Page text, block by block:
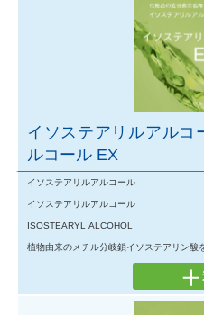
イソステアリルアルコ
ルコール EX
イソステアリルアルコール
イソステアリルアルコール
ISOSTEARYL ALCOHOL
植物由来のメチル分岐鎖イソステアリン酸